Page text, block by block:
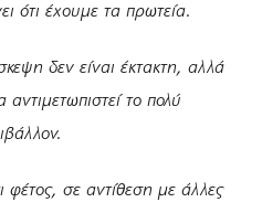
ότι έχουμε τα πρωτεία.
δεν είναι έκτακτη, αλλά
αντιμετωπιστεί το πολύ
φέτος, σε αντίθεση με άλλες